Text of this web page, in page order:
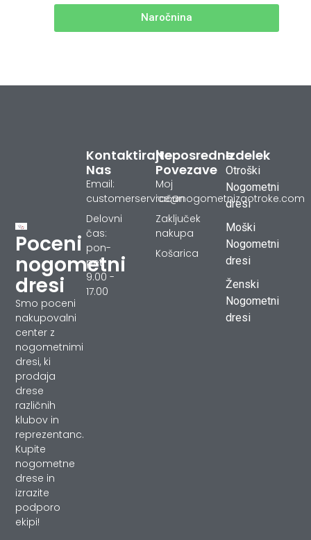
Naročnina
Poceni
nogometni
dresi
Smo poceni
nakupovalni
center z
nogometnimi
dresi, ki
prodaja
drese
različnih
klubov in
reprezentanc.
Kupite
nogometne
drese in
izrazite
podporo
ekipi!
Izdelek
Otroški
Nogometni
dresi
Moški
Nogometni
dresi
Ženski
Nogometni
dresi
Neposredne
Povezave
Moj
račun
Zaključek
nakupa
Košarica
Kontaktirajte
Nas
Email:
customerservice@nogometnizaotroke.com
Delovni
čas:
pon-
pet
9.00 -
17.00